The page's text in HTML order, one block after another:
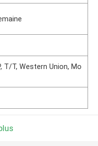
T/T, Western Union, Mo